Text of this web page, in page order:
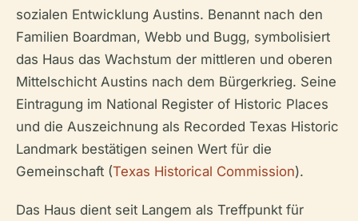
sozialen Entwicklung Austins. Benannt nach den
Familien Boardman, Webb und Bugg, symbolisiert
das Haus das Wachstum der mittleren und oberen
Mittelschicht Austins nach dem Bürgerkrieg. Seine
Eintragung im National Register of Historic Places
und die Auszeichnung als Recorded Texas Historic
Landmark bestätigen seinen Wert für die
Gemeinschaft (Texas Historical Commission).
Das Haus dient seit Langem als Treffpunkt für